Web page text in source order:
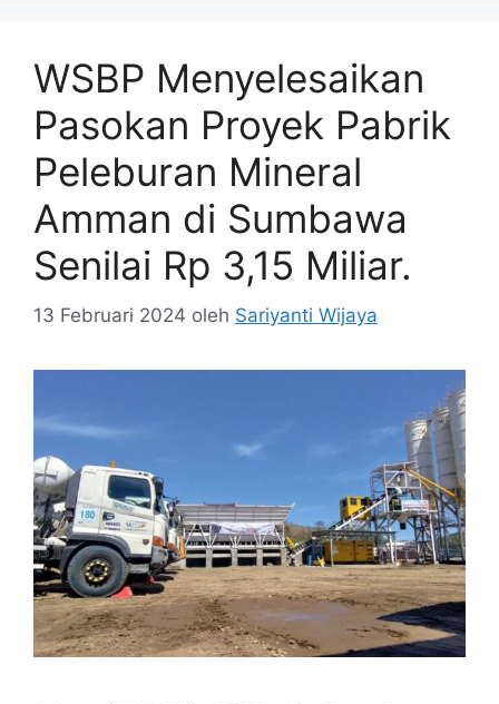
WSBP Menyelesaikan
Pasokan Proyek Pabrik
Peleburan Mineral
Amman di Sumbawa
Senilai Rp 3,15 Miliar.
13 Februari 2024 oleh Sariyanti Wijaya